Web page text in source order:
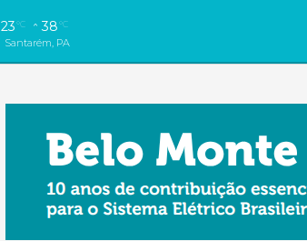
23°C 38°C
Santarém, PA